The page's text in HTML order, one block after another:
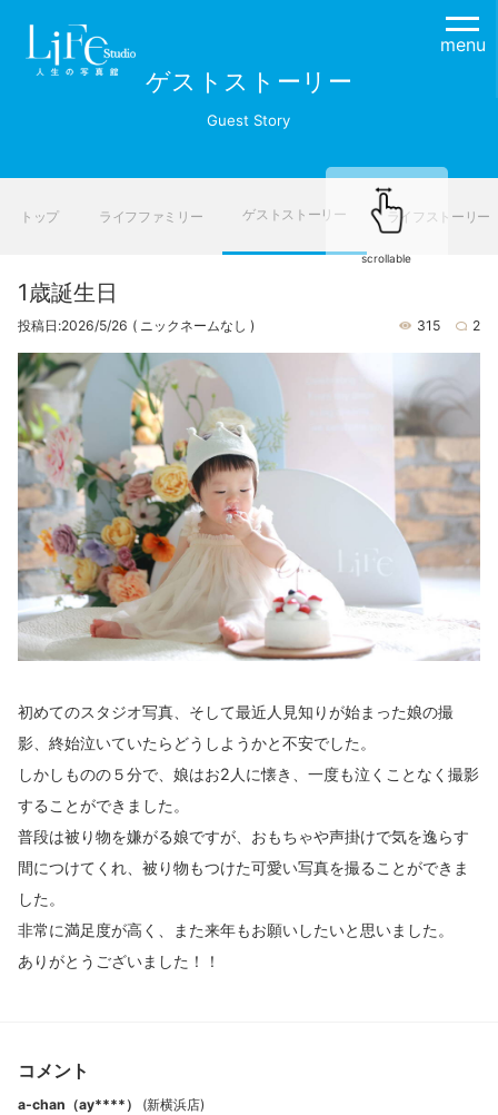
menu
ゲストストーリー
Guest Story
トップ ライフファミリー ゲストストーリー ライフストーリー
scrollable
1歳誕生日
投稿日:2026/5/26 ( ニックネームなし ) 315 2
初めてのスタジオ写真、そして最近人見知りが始まった娘の撮
影、終始泣いていたらどうしようかと不安でした。
しかしものの５分で、娘はお2人に懐き、一度も泣くことなく撮影
することができました。
普段は被り物を嫌がる娘ですが、おもちゃや声掛けで気を逸らす
間につけてくれ、被り物もつけた可愛い写真を撮ることができま
した。
非常に満足度が高く、また来年もお願いしたいと思いました。
ありがとうございました！！
コメント
a-chan（ay****） (新横浜店)